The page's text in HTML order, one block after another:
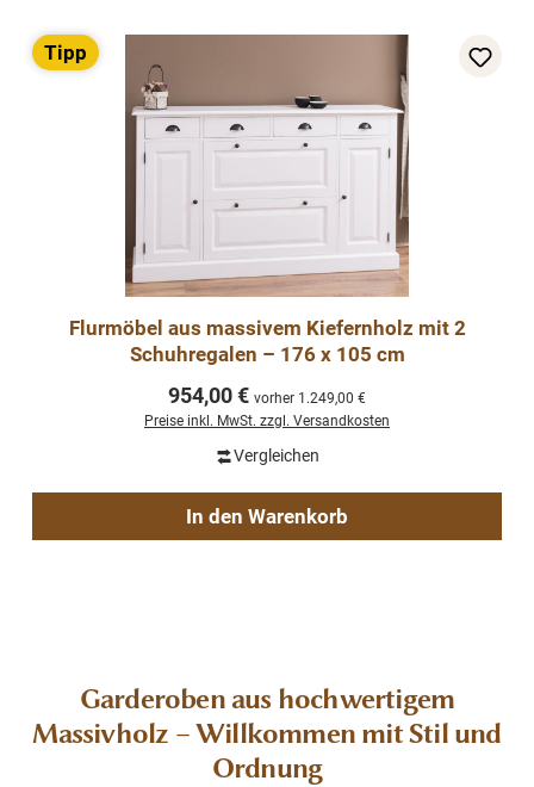
Tipp
Flurmöbel aus massivem Kiefernholz mit 2
Schuhregalen – 176 x 105 cm
Regulärer Preis:
954,00 € vorher 1.249,00 €
Preise inkl. MwSt. zzgl. Versandkosten
Vergleichen
In den Warenkorb
Garderoben aus hochwertigem
Massivholz – Willkommen mit Stil und
Ordnung